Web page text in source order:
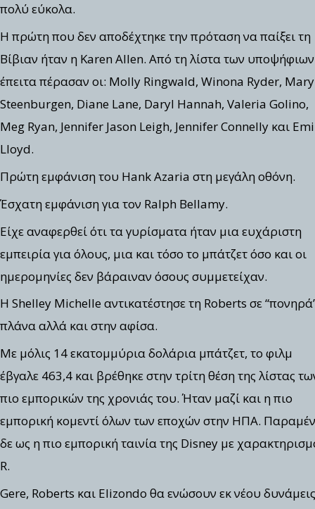
πολύ εύκολα.
Η πρώτη που δεν αποδέχτηκε την πρόταση να παίξει τη
Βίβιαν ήταν η Karen Allen. Από τη λίστα των υποψήφιων
έπειτα πέρασαν οι: Molly Ringwald, Winona Ryder, Mary
Steenburgen, Diane Lane, Daryl Hannah, Valeria Golino,
Meg Ryan, Jennifer Jason Leigh, Jennifer Connelly και
Lloyd.
Πρώτη εμφάνιση του Hank Azaria στη μεγάλη οθόνη.
Έσχατη εμφάνιση για τον Ralph Bellamy.
Είχε αναφερθεί ότι τα γυρίσματα ήταν μια ευχάριστη
εμπειρία για όλους, μια και τόσο το μπάτζετ όσο και οι
ημερομηνίες δεν βάραιναν όσους συμμετείχαν.
Η Shelley Michelle αντικατέστησε τη Roberts σε
πλάνα αλλά και στην αφίσα.
Με μόλις 14 εκατομμύρια δολάρια μπάτζετ, το φιλμ
έβγαλε 463,4 και βρέθηκε στην τρίτη θέση της λίστας
πιο εμπορικών της χρονιάς του. Ήταν μαζί και η πιο
εμπορική κομεντί όλων των εποχών στην ΗΠΑ.
δε ως η πιο εμπορική ταινία της Disney με
R.
Gere, Roberts και Elizondo θα ενώσουν εκ νέου